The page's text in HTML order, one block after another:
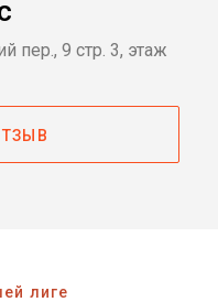
пер., 9 стр. 3, этаж
лиге